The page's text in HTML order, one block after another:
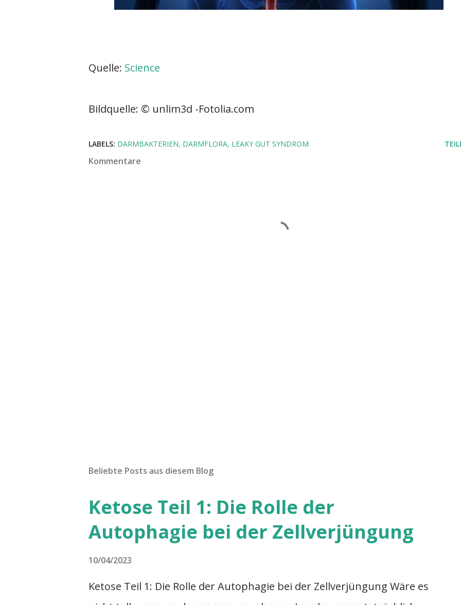
Quelle: Science
Bildquelle: © unlim3d -Fotolia.com
LABELS: DARMBAKTERIEN DARMFLORA LEAKY GUT SYNDROM
Kommentare
Beliebte Posts aus diesem Blog
Ketose Teil 1: Die Rolle der
Autophagie bei der Zellverjüngung
10/04/2023
Ketose Teil 1: Die Rolle der Autophagie bei der Zellverjüngung Wäre es